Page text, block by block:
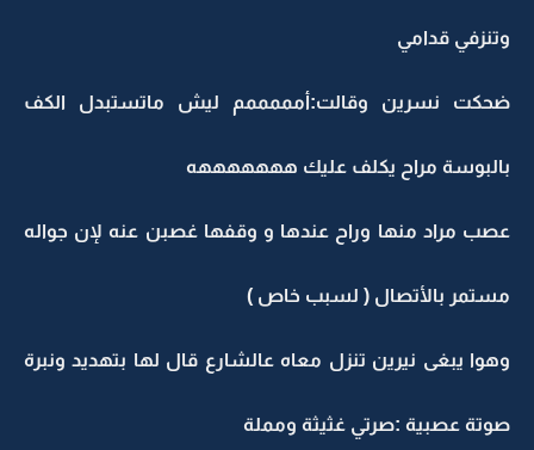
وتنزفي قدامي
ضحكت نسرين وقالت:أمممممم ليش ماتستبدل الكف
بالبوسة مراح يكلف عليك هههههههه
عصب مراد منها وراح عندها و وقفها غصبن عنه لإن جواله
مستمر بالأتصال ( لسبب خاص )
وهوا يبغى نيرين تنزل معاه عالشارع قال لها بتهديد ونبرة
صوتة عصبية :صرتي غثيثة ومملة